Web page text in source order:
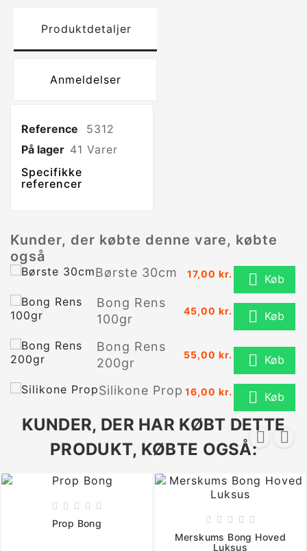
Produktdetaljer
Anmeldelser
Reference
5312
På lager 41 Varer
Specifikke
referencer
Kunder, der købte denne vare, købte
også
Børste 30cm 17,00 kr.  Køb
Bong Rens
100gr
45,00 kr.  Køb
Bong Rens
200gr
55,00 kr.  Køb
Silikone Prop 16,00 kr.  Køb
KUNDER, DER HAR KØBT DETTE
PRODUKT, KØBTE OGSÅ:
 
    
Prop Bong     
Merskums Bong Hoved
Luksus